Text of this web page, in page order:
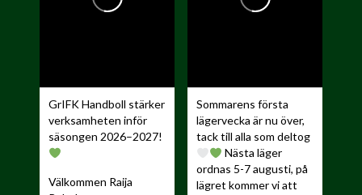
GrIFK Handboll stärker
verksamheten inför
säsongen 2026–2027!
Välkommen Raija
Sommarens första
lägervecka är nu över,
tack till alla som deltog
Nästa läger
ordnas 5-7 augusti, på
lägret kommer vi att